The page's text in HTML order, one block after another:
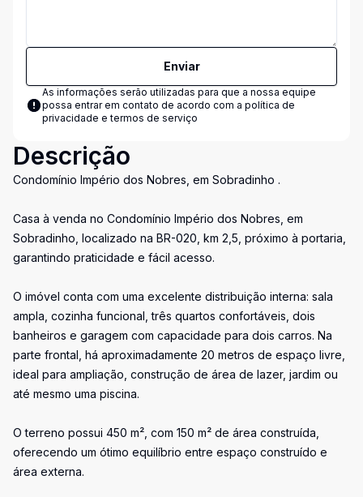
Enviar
As informações serão utilizadas para que a nossa equipe
possa entrar em contato de acordo com a política de
privacidade e termos de serviço
Descrição
Condomínio Império dos Nobres, em Sobradinho .
Casa à venda no Condomínio Império dos Nobres, em
Sobradinho, localizado na BR-020, km 2,5, próximo à portaria,
garantindo praticidade e fácil acesso.
O imóvel conta com uma excelente distribuição interna: sala
ampla, cozinha funcional, três quartos confortáveis, dois
banheiros e garagem com capacidade para dois carros. Na
parte frontal, há aproximadamente 20 metros de espaço livre,
ideal para ampliação, construção de área de lazer, jardim ou
até mesmo uma piscina.
O terreno possui 450 m², com 150 m² de área construída,
oferecendo um ótimo equilíbrio entre espaço construído e
área externa.